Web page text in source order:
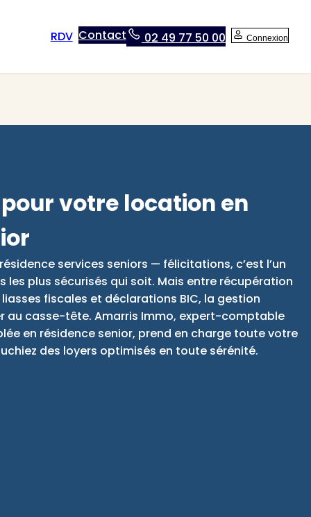
RDV Connexion
Contact 02 49 77 50 00
votre location en
services seniors — félicitations, c’est l’un
plus sécurisés qui soit. Mais entre récupération
fiscales et déclarations BIC, la gestion
au casse-tête. Amarris Immo, expert-comptable
en résidence senior, prend en charge toute votre
des loyers optimisés en toute sérénité.